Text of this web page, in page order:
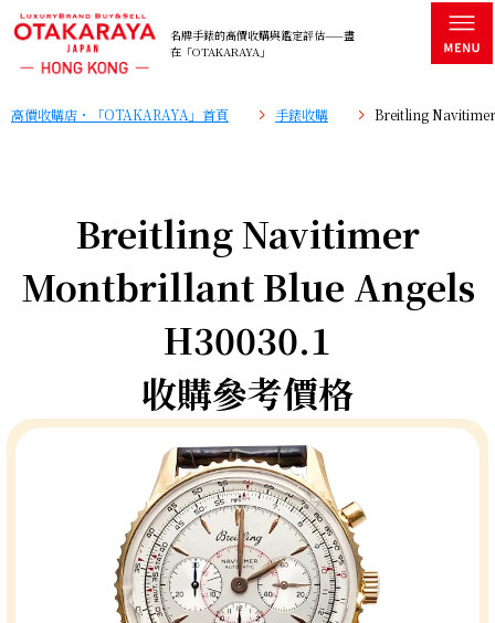
名牌手錶的高價收購與鑑定評估——盡
在「OTAKARAYA」
高價收購店・「OTAKARAYA」首頁 手錶收購 Breitling
Breitling Navitimer
Montbrillant Blue Angels
H30030.1
收購參考價格